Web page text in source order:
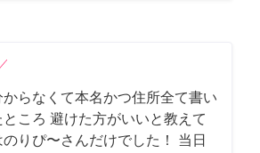
らなくて本名かつ住所全て書い
ころ 避けた方がいいと教えて
りぴ〜さんだけでした！ 当日